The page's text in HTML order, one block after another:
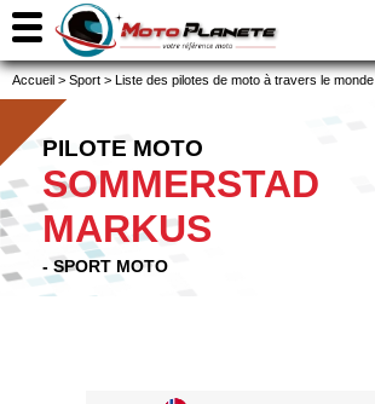
Accueil > Sport > Liste des pilotes de moto à travers le monde
PILOTE MOTO
SOMMERSTAD
MARKUS
- SPORT MOTO